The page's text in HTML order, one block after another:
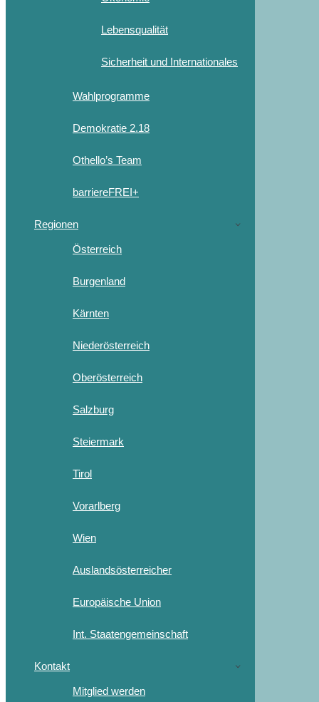
Lebensqualität
Sicherheit und Internationales
Wahlprogramme
Demokratie 2.18
Othello’s Team
barriereFREI+
Regionen
Österreich
Burgenland
Kärnten
Niederösterreich
Oberösterreich
Salzburg
Steiermark
Tirol
Vorarlberg
Wien
Auslandsösterreicher
Europäische Union
Int. Staatengemeinschaft
Kontakt
Mitglied werden